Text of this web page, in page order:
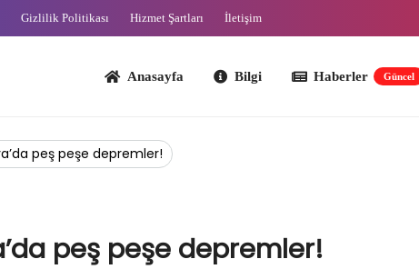
Gizlilik Politikası Hizmet Şartları İletişim
Anasayfa Haberler İş
peş peşe depremler!
peş peşe depremler!